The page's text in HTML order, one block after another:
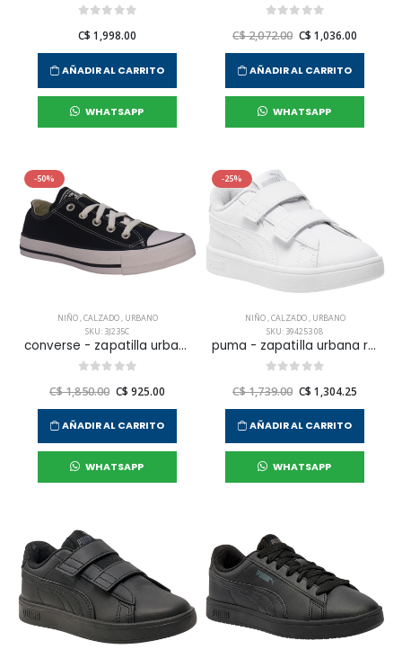
C$ 1,998.00
AÑADIR AL CARRITO
WHATSAPP
C$ 2,072.00 C$ 1,036.00
AÑADIR AL CARRITO
WHATSAPP
-50%
NIÑO,CALZADO, URBANO
SKU: 3J235C
converse - zapatilla urbana chuck taylor all star para niño junior
C$ 1,850.00 C$ 925.00
AÑADIR AL CARRITO
WHATSAPP
-25%
NIÑO,CALZADO, URBANO
SKU: 394253 08
puma - zapatilla urbana rickie classic v ps para niño junior
C$ 1,739.00 C$ 1,304.25
AÑADIR AL CARRITO
WHATSAPP